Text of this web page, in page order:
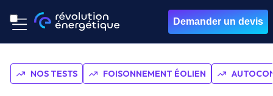
Demander un devis
NOS TESTS FOISONNEMENT ÉOLIEN